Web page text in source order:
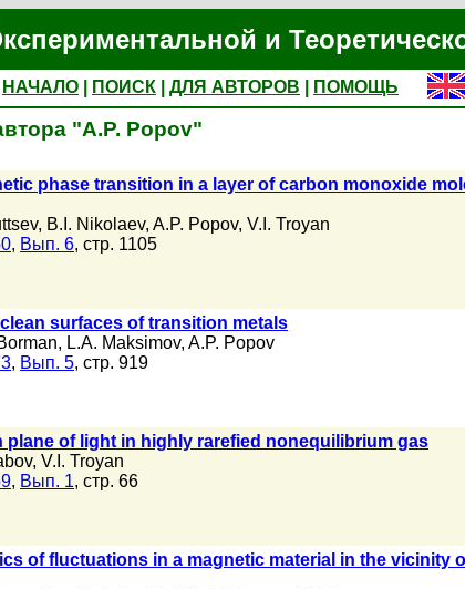
и
НАЧАЛО ПОИСК ДЛЯ АВТОРОВ
ПОМОЩЬ
"A.P. Popov"
phase transition in a layer of carbon monoxide
, B.I. Nikolaev, A.P. Popov, V.I. Troyan
, Вып. 6, стр. 1105
surfaces of transition metals
, L.A. Maksimov, A.P. Popov
, Вып. 5, стр. 919
plane of light in highly rarefied nonequilibrium gas
, V.I. Troyan
, Вып. 1, стр. 66
of fluctuations in a magnetic material in the